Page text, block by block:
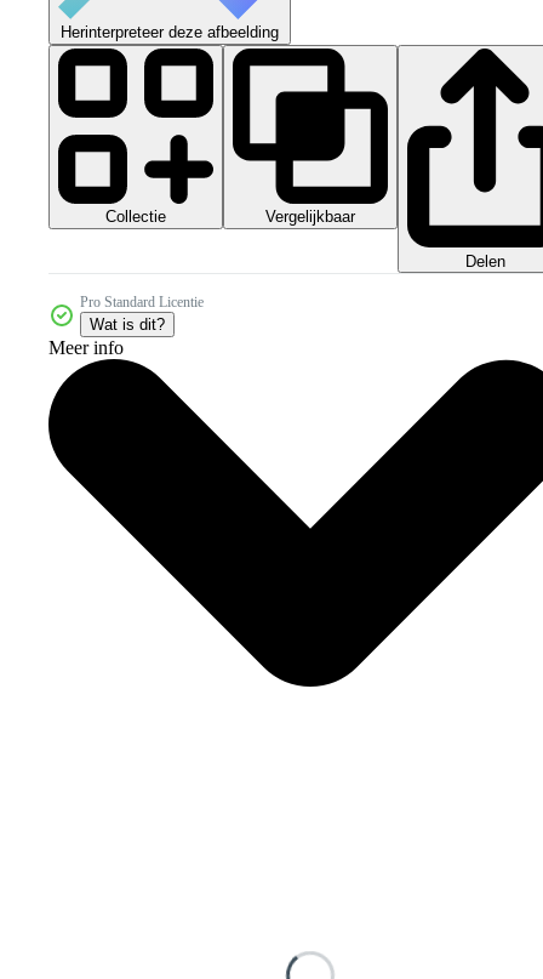
Herinterpreteer deze afbeelding
Collectie Vergelijkbaar
Delen
Pro Standard Licentie
Wat is dit?
Meer info